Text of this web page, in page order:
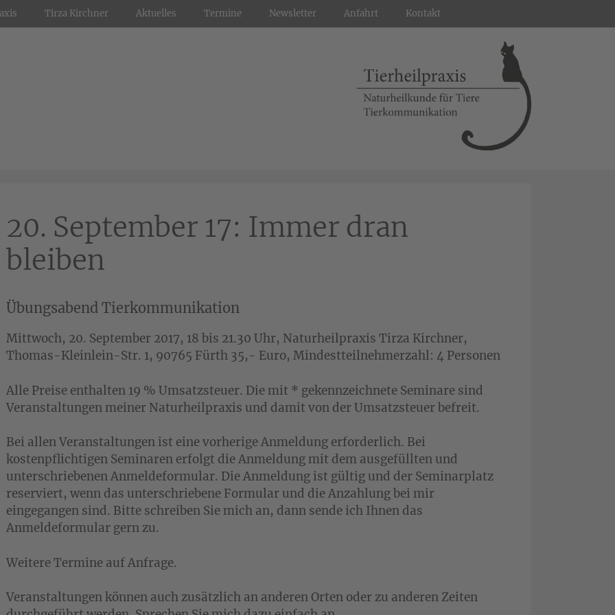
Tirza Kirchner Aktuelles Termine Newsletter Anfahrt Kontakt
20. September 17: Immer dran
bleiben
Übungsabend Tierkommunikation
Mittwoch, 20. September 2017, 18 bis 21.30 Uhr, Naturheilpraxis Tirza Kirchner,
Thomas-Kleinlein-Str. 1, 90765 Fürth 35,- Euro, Mindestteilnehmerzahl: 4 Personen
Alle Preise enthalten 19 % Umsatzsteuer. Die mit * gekennzeichnete Seminare sind
Veranstaltungen meiner Naturheilpraxis und damit von der Umsatzsteuer befreit.
Bei allen Veranstaltungen ist eine vorherige Anmeldung erforderlich. Bei
kostenpflichtigen Seminaren erfolgt die Anmeldung mit dem ausgefüllten und
unterschriebenen Anmeldeformular. Die Anmeldung ist gültig und der Seminarplatz
reserviert, wenn das unterschriebene Formular und die Anzahlung bei mir
eingegangen sind. Bitte schreiben Sie mich an, dann sende ich Ihnen das
Anmeldeformular gern zu.
Weitere Termine auf Anfrage.
Veranstaltungen können auch zusätzlich an anderen Orten oder zu anderen Zeiten